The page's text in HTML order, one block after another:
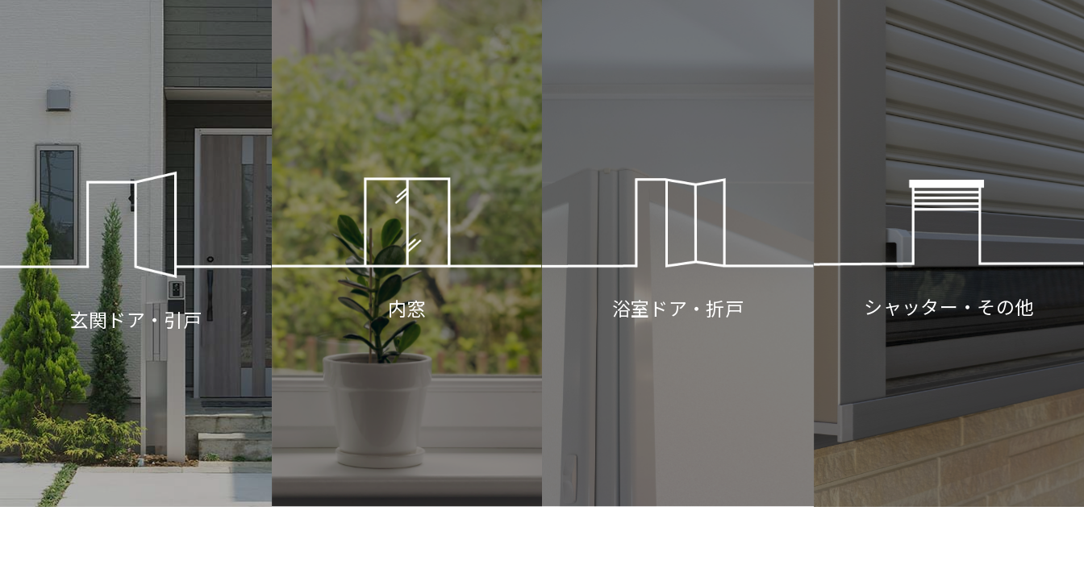
玄関ドア・引戸 内窓 浴室ドア・折戸 シャッター・その他